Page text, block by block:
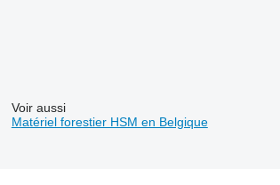
Voir aussi
Matériel forestier HSM en Belgique